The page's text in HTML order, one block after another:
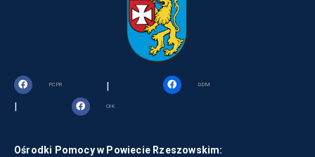
PCPR | DDM
| OIK
Ośrodki Pomocy w Powiecie Rzeszowskim: